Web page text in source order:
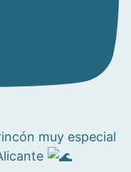
rincón muy especial